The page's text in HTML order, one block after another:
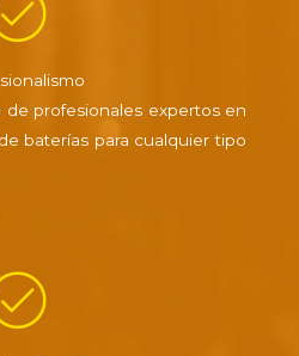
profesionales expertos en
baterías para cualquier tipo